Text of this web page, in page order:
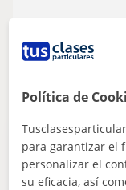
ver más
Publica un
Publica un
Política de
para garantizar el
personalizar el
su eficacia, así